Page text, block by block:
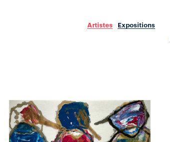
Artistes
Expositions